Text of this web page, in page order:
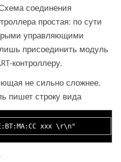
соединения
простая: по сути
управляющими
присоединить модуль
контроллеру.
не сильно сложнее.
пишет строку вида
xxx \r\n"